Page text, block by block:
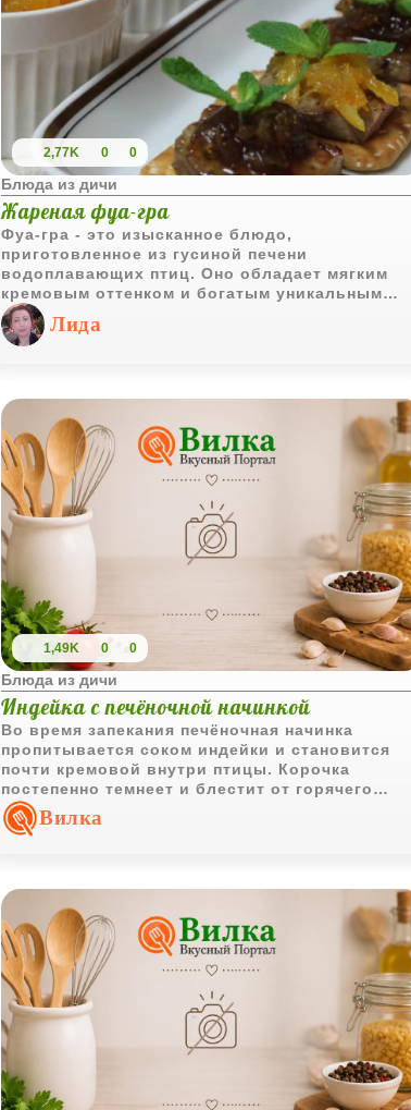
2,77K 0 0
Блюда из дичи
Жареная фуа-гра
Фуа-гра - это изысканное блюдо,
приготовленное из гусиной печени
водоплавающих птиц. Оно обладает мягким
кремовым оттенком и богатым уникальным
ароматом.
Лида
1,49K 0 0
Блюда из дичи
Индейка с печёночной начинкой
Во время запекания печёночная начинка
пропитывается соком индейки и становится
почти кремовой внутри птицы. Корочка
постепенно темнеет и блестит от горячего
масла, а аромат жареной печени смешивается
со сливочным запахом свежего хлеба.
Вилка